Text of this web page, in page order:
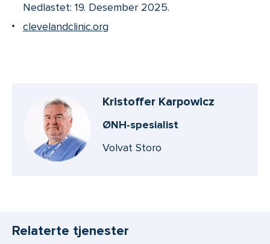
Nedlastet: 19. Desember 2025.
clevelandclinic.org
Kristoffer Karpowicz
ØNH-spesialist
Volvat Storo
Relaterte tjenester